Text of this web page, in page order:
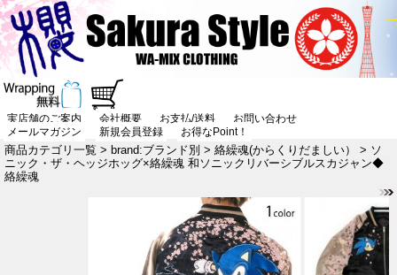
実店舗のご案内 会社概要 お支払/送料
お問い合わせ
メールマガジン
新規会員登録 お得なPoint！
商品カテゴリ一覧 > brand:ブランド別 > 絡繰魂(からくりだましい）
> ソ
ニック・ザ・ヘッジホッグ×絡繰魂 和ソニックリバーシブルスカジャン◆
絡繰魂